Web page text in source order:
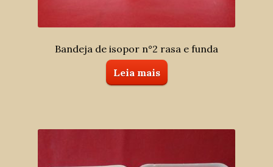
Bandeja de isopor n°2 rasa e funda
Leia mais